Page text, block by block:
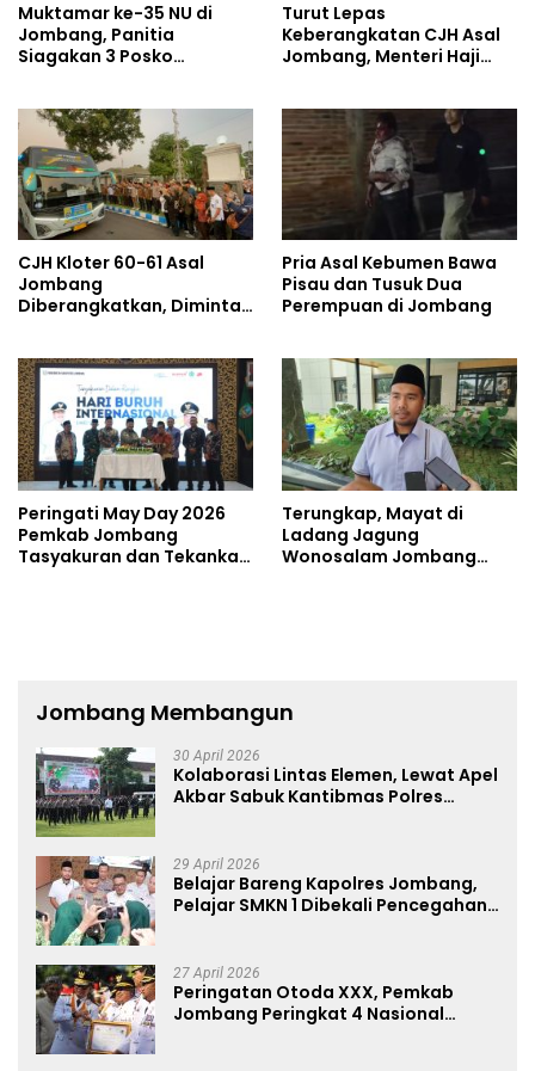
Muktamar ke-35 NU di
Jombang, Panitia
Siagakan 3 Posko
Turut Lepas
Keberangkatan CJH Asal
Jombang, Menteri Haji
CJH Kloter 60-61 Asal
Jombang
Diberangkatkan, Diminta
Pria Asal Kebumen Bawa
Pisau dan Tusuk Dua
Perempuan di Jombang
Peringati May Day 2026
Pemkab Jombang
Tasyakuran dan Tekankan
Terungkap, Mayat di
Ladang Jagung
Wonosalam Jombang
Jombang Membangun
30 April 2026
Kolaborasi Lintas Elemen, Lewat Apel
Akbar Sabuk Kantibmas Polres
29 April 2026
Belajar Bareng Kapolres Jombang,
Pelajar SMKN 1 Dibekali Pencegahan
27 April 2026
Peringatan Otoda XXX, Pemkab
Jombang Peringkat 4 Nasional